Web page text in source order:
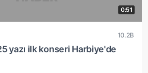
0:51
10.2B
yazı ilk konseri Harbiye'de